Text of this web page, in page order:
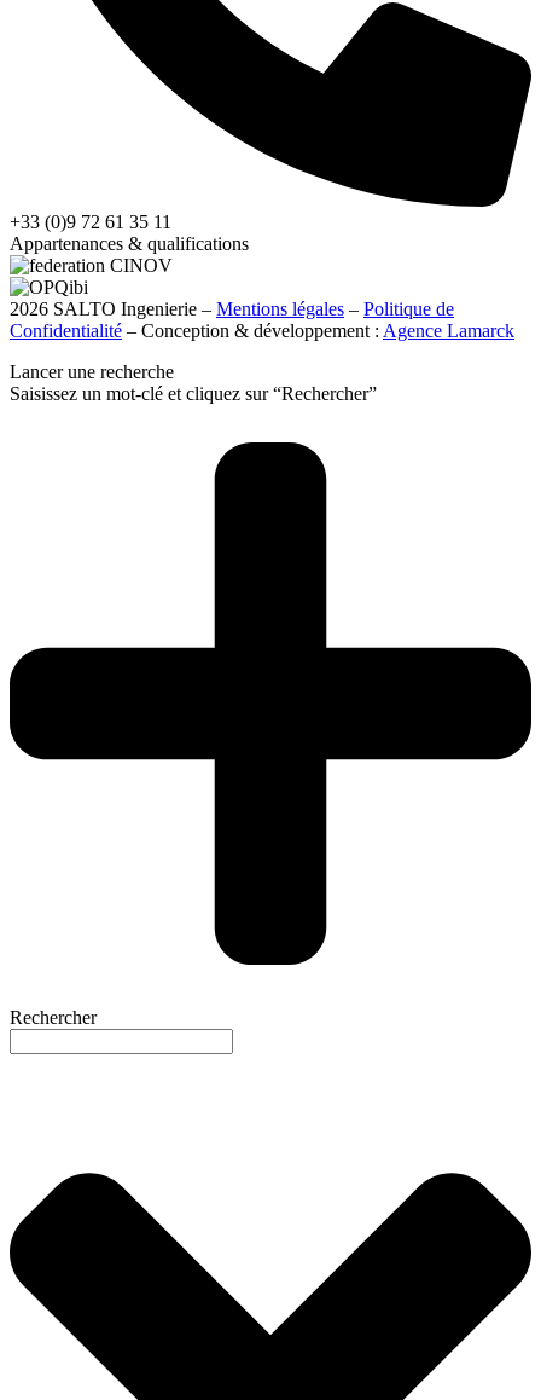
+33 (0)9 72 61 35 11
Appartenances & qualifications
2026 SALTO Ingenierie – Mentions légales – Politique de
Confidentialité – Conception & développement : Agence Lamarck
Lancer une recherche
Saisissez un mot-clé et cliquez sur “Rechercher”
Rechercher